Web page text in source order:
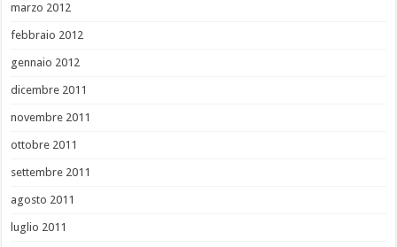
marzo 2012
febbraio 2012
gennaio 2012
dicembre 2011
novembre 2011
ottobre 2011
settembre 2011
agosto 2011
luglio 2011